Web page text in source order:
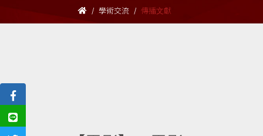
學術交流 傳播文獻